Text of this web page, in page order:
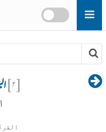
Skip to main content
[۲]